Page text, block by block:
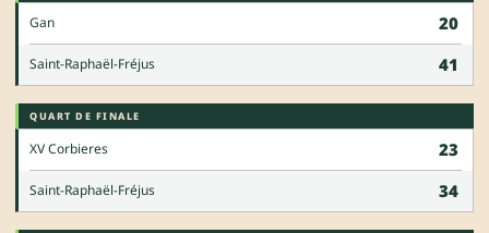
Gan 20
Saint-Raphaël-Fréjus 41
QUART DE FINALE
XV Corbieres 23
Saint-Raphaël-Fréjus 34